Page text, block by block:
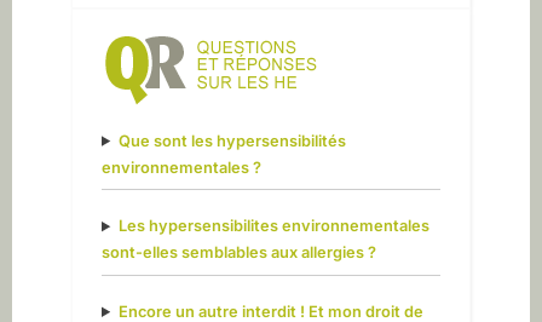
Que sont les hypersensibilités
environnementales ?
Les hypersensibilites environnementales
sont-elles semblables aux allergies ?
Encore un autre interdit ! Et mon droit de